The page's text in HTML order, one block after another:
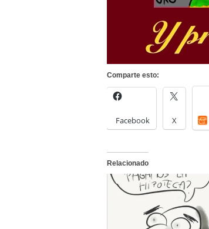
Comparte esto:
Facebook X
Relacionado